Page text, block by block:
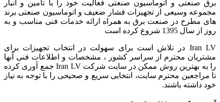
برق صنعتی و اتوماسیون صنعتی فعالیت خود را با تامین و انبار
مجموعه وسیعی از تجهیزات فشار ضعیف و اتوماسیون صنعتی برند
های مطرح در صنعت برق به همراه ارائه خدمات فنی مناسب و به
روز از سال 1395 شروع کرده است
Iran LV در تلاش است برای سهولت در انتخاب تجهیزات برای
مشتریان محترم از سراسر کشور ، مشخصات و اطلاعات فنی آنها
را به بهترین روش ممکن در سایت شرکت Iran LV جمع آوری کرده
تا مراجعین محترم سایت، انتخابی سریع و صحیحی را با توجه به نیاز
خود داشته باشند.